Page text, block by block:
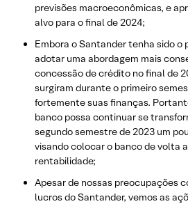
previsões macroeconômicas, e
alvo para o final de 2024;
Embora o Santander tenha sido o
adotar uma abordagem mais
concessão de crédito no final de
surgiram durante o primeiro
fortemente suas finanças.
banco possa continuar se
segundo semestre de 2023 um
visando colocar o banco de volta
rentabilidade;
Apesar de nossas preocupações
lucros do Santander, vemos as